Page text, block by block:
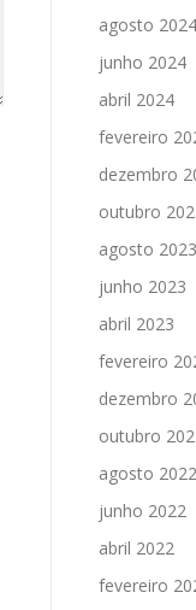
agosto 2024
junho 2024
abril 2024
fevereiro
dezembro
outubro
agosto 2023
junho 2023
abril 2023
fevereiro
dezembro
outubro
agosto 2022
junho 2022
abril 2022
fevereiro